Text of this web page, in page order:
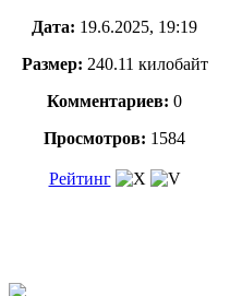
Дата: 19.6.2025, 19:19
Размер: 240.11 килобайт
Комментариев: 0
Просмотров: 1584
Рейтинг